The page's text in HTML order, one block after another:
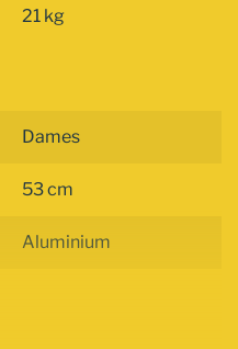
21 kg
Dames
53 cm
Aluminium